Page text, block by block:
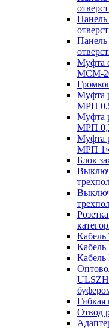
Панель
Панель
Муфта
МСМ-
Муфта
МРП
Муфта
МРП
Муфта
МРП 1»
Блок
ULSZH
Гибкая
Отвод